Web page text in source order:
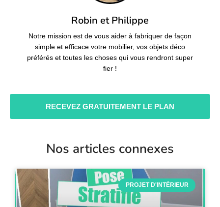
Robin et Philippe
Notre mission est de vous aider à fabriquer de façon
simple et efficace votre mobilier, vos objets déco
préférés et toutes les choses qui vous rendront super
fier !
RECEVEZ GRATUITEMENT LE PLAN
Nos articles connexes
PROJET D'INTÉRIEUR